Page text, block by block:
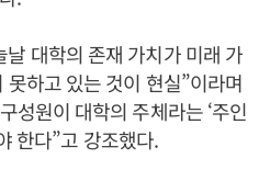
날 대학의 존재 가치가 미래 가
하고 있는 것이 현실”이라며
성원이 대학의 주체라는 ‘주인
한다”고 강조했다.